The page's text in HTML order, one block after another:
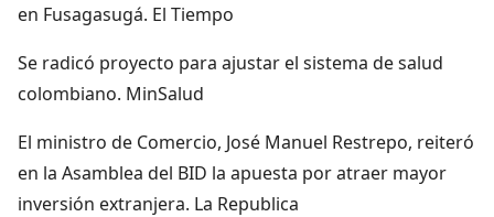
en Fusagasugá. El Tiempo
Se radicó proyecto para ajustar el sistema de salud
colombiano. MinSalud
El ministro de Comercio, José Manuel Restrepo, reiteró
en la Asamblea del BID la apuesta por atraer mayor
inversión extranjera. La Republica